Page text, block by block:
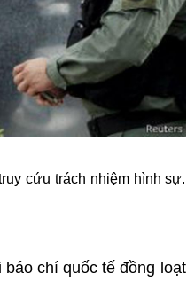
cứu trách nhiệm hình sự.
chí quốc tế đồng loạt